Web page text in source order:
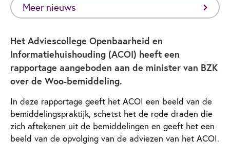
Meer nieuws
Het Adviescollege Openbaarheid en
Informatiehuishouding (ACOI) heeft een
rapportage aangeboden aan de minister van BZK
over de Woo-bemiddeling.
In deze rapportage geeft het ACOI een beeld van de
bemiddelingspraktijk, schetst het de rode draden die
zich aftekenen uit de bemiddelingen en geeft het een
beeld van de opvolging van de adviezen van het ACOI.